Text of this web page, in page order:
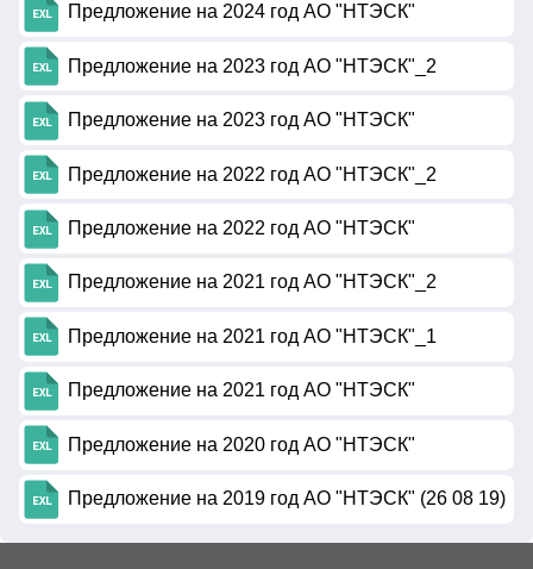
Предложение на 2024 год АО "НТЭСК"
Предложение на 2023 год АО "НТЭСК"_2
Предложение на 2023 год АО "НТЭСК"
Предложение на 2022 год АО "НТЭСК"_2
Предложение на 2022 год АО "НТЭСК"
Предложение на 2021 год АО "НТЭСК"_2
Предложение на 2021 год АО "НТЭСК"_1
Предложение на 2021 год АО "НТЭСК"
Предложение на 2020 год АО "НТЭСК"
Предложение на 2019 год АО "НТЭСК" (26 08 19)